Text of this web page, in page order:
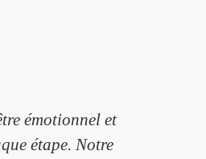
émotionnel et
étape. Notre